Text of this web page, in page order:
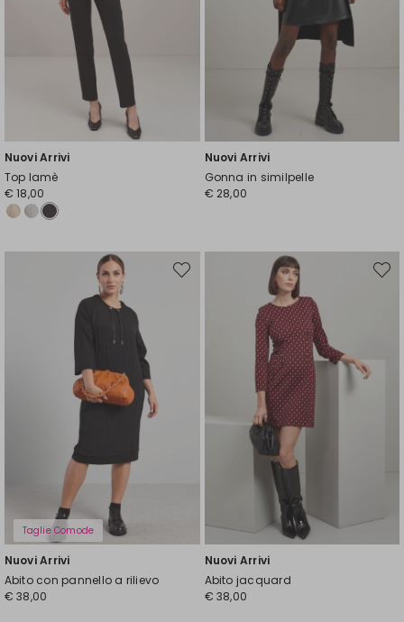
Nuovi Arrivi
Top lamè
€ 18,00
Nuovi Arrivi
Gonna in similpelle
€ 28,00
Taglie Comode
Nuovi Arrivi
Abito con pannello a rilievo
€ 38,00
Sposta
Nuovi Arrivi
Abito jacquard
€ 38,00